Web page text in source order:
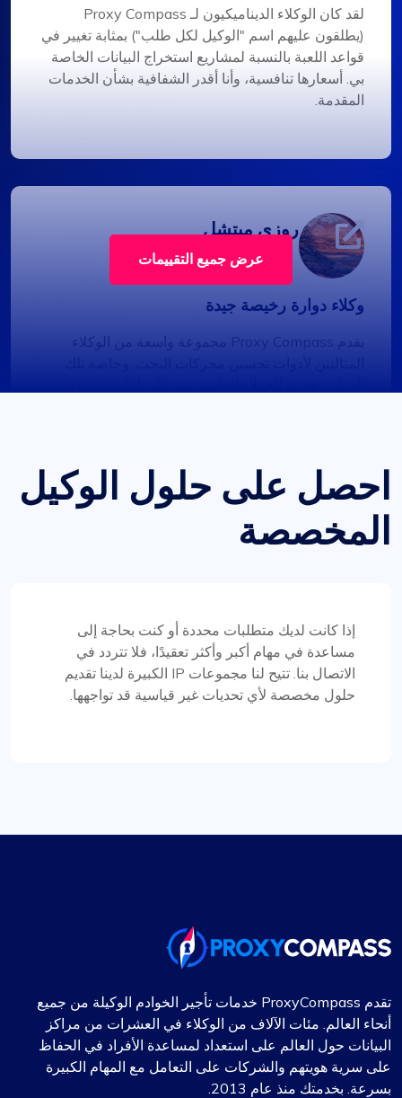
لقد كان الوكلاء الديناميكيون لـ Proxy Compass
(يطلقون عليهم اسم "الوكيل لكل طلب") بمثابة تغيير في
قواعد اللعبة بالنسبة لمشاريع استخراج البيانات الخاصة
بي. أسعارها تنافسية، وأنا أقدر الشفافية بشأن الخدمات
المقدمة.
روزي ميتشل
وكلاء دوارة رخيصة جيدة
يقدم Proxy Compass مجموعة واسعة من الوكلاء
إيزابيلا ماكليلان
في البداية كنت متشككًا بشأن التحول إلى
ProxyCompass، ولكنني فوجئت بسرور بالخدمة
السلسة والخيارات الواسعة المتاحة. وكلاءهم موثوقون
وكلاء جيدون، وسعر جيد
سهل الاستخدام، ولا يثقل كاهل المحفظة، وينجز المهمة،
خاصة فيما يتعلق بأشياء التسويق الرقمي الخاصة بي.
خدمة العملاء الخاصة بهم على أهبة الاستعداد أيضًا؛
يعودون إليك بسرعة ويرتبون الأمور. الأسعار؟ هذا عادل
تمامًا في كتابي. إحدى العقبات الصغيرة التي واجهتها هي
عرض جميع التقييمات
احصل على حلول الوكيل
المخصصة
إذا كانت لديك متطلبات محددة أو كنت بحاجة إلى
مساعدة في مهام أكبر وأكثر تعقيدًا، فلا تتردد في
الاتصال بنا. تتيح لنا مجموعات IP الكبيرة لدينا تقديم
حلول مخصصة لأي تحديات غير قياسية قد تواجهها.
تقدم ProxyCompass خدمات تأجير الخوادم الوكيلة من جميع
أنحاء العالم. مئات الآلاف من الوكلاء في العشرات من مراكز
البيانات حول العالم على استعداد لمساعدة الأفراد في الحفاظ
على سرية هويتهم والشركات على التعامل مع المهام الكبيرة
بسرعة. بخدمتك منذ عام 2013.